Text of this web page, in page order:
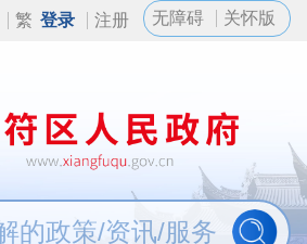
繁 登录 注册 无障碍 关怀版